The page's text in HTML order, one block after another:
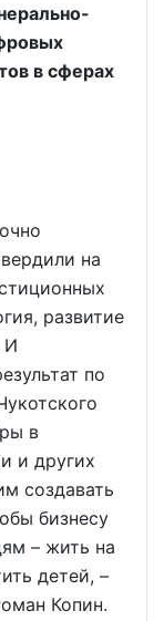
в сферах
на
развитие
И
по
в
и других
создавать
бизнесу
– жить на
детей, –
Копин.